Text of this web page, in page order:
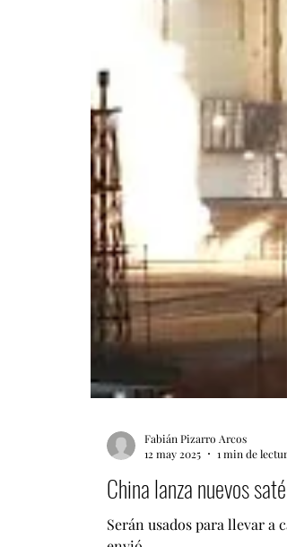
Fabián Pizarro Arcos
12 may 2025
1 min de lectura
China lanza nuevos